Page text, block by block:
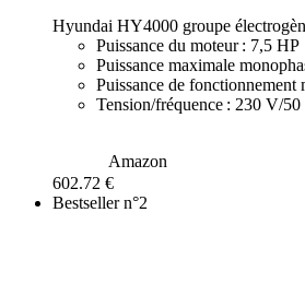
Hyundai HY4000 groupe
Puissance du moteur : 7,5 HP
Puissance maximale
Puissance de fonctionnement
Tension/fréquence : 230 V/50
Amazon
602.72 €
Bestseller n°2